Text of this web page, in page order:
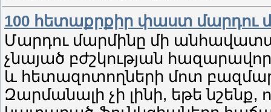
100 հետաքրքիր փաստ մարդու
Մարդու մարմինը մի
չնայած բժշկության
և հետազոտողների մոտ
Զարմանալի չի լինի, եթե